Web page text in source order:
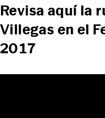
Revisa aquí la
Villegas en el
2017